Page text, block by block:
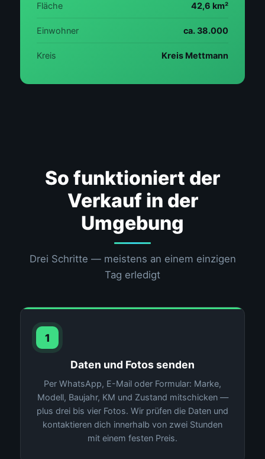
Fläche 42,6 km²
Einwohner ca. 38.000
Kreis Kreis Mettmann
So funktioniert der
Verkauf in der
Umgebung
Drei Schritte — meistens an einem einzigen
Tag erledigt
1
Daten und Fotos senden
Per WhatsApp, E-Mail oder Formular: Marke,
Modell, Baujahr, KM und Zustand mitschicken —
plus drei bis vier Fotos. Wir prüfen die Daten und
kontaktieren dich innerhalb von zwei Stunden
mit einem festen Preis.